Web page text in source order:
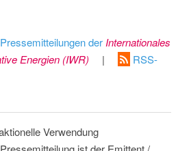
der Internationales
Energien (IWR)
|
RSS-
Verwendung